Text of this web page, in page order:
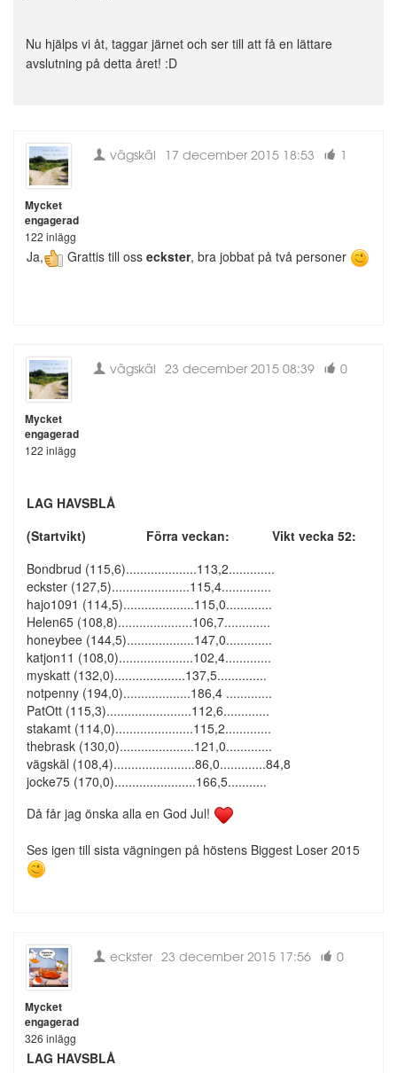
Nu hjälps vi åt, taggar järnet och ser till att få en lättare
avslutning på detta året! :D
Mycket
engagerad
122 inlägg
vägskäl 17 december 2015 18:53 1
Ja, Grattis till oss eckster, bra jobbat på två personer
Mycket
engagerad
122 inlägg
vägskäl 23 december 2015 08:39 0
LAG HAVSBLÅ
(Startvikt) Förra veckan: Vikt vecka 52:
Bondbrud (115,6)....................113,2.............
eckster (127,5)......................115,4..............
hajo1091 (114,5)....................115,0.............
Helen65 (108,8).....................106,7.............
honeybee (144,5)...................147,0.............
katjon11 (108,0).....................102,4.............
myskatt (132,0)....................137,5..............
notpenny (194,0)...................186,4 .............
PatOtt (115,3)........................112,6.............
stakamt (114,0)......................115,2.............
thebrask (130,0).....................121,0.............
vägskäl (108,4).......................86,0.............84,8
jocke75 (170,0).......................166,5...........
Då får jag önska alla en God Jul!
Ses igen till sista vägningen på höstens Biggest Loser 2015
Mycket
engagerad
326 inlägg
eckster 23 december 2015 17:56 0
LAG HAVSBLÅ